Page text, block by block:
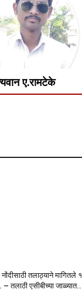
ए.रामटेके
तलाठ्याने मागितले १
तलाठी एसीबीच्या जाळ्यात..